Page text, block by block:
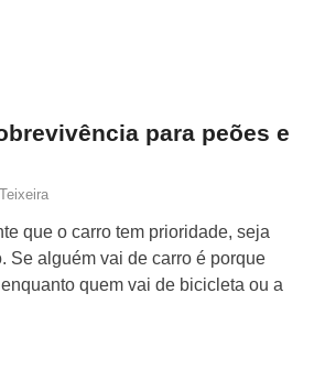
para peões e
que o carro tem prioridade, seja
Se alguém vai de carro é porque
quem vai de bicicleta ou a